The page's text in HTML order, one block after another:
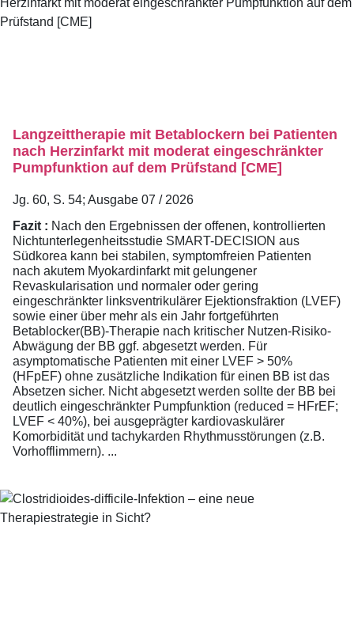
Langzeittherapie mit Betablockern bei Patienten
nach Herzinfarkt mit moderat eingeschränkter
Pumpfunktion auf dem Prüfstand [CME]
Jg. 60, S. 54; Ausgabe 07 / 2026
Fazit : Nach den Ergebnissen der offenen, kontrollierten
Nichtunterlegenheitsstudie SMART-DECISION aus
Südkorea kann bei stabilen, symptomfreien Patienten
nach akutem Myokardinfarkt mit gelungener
Revaskularisation und normaler oder gering
eingeschränkter linksventrikulärer Ejektionsfraktion (LVEF)
sowie einer über mehr als ein Jahr fortgeführten
Betablocker(BB)-Therapie nach kritischer Nutzen-Risiko-
Abwägung der BB ggf. abgesetzt werden. Für
asymptomatische Patienten mit einer LVEF > 50%
(HFpEF) ohne zusätzliche Indikation für einen BB ist das
Absetzen sicher. Nicht abgesetzt werden sollte der BB bei
deutlich eingeschränkter Pumpfunktion (reduced = HFrEF;
LVEF < 40%), bei ausgeprägter kardiovaskulärer
Komorbidität und tachykarden Rhythmusstörungen (z.B.
Vorhofflimmern). ...